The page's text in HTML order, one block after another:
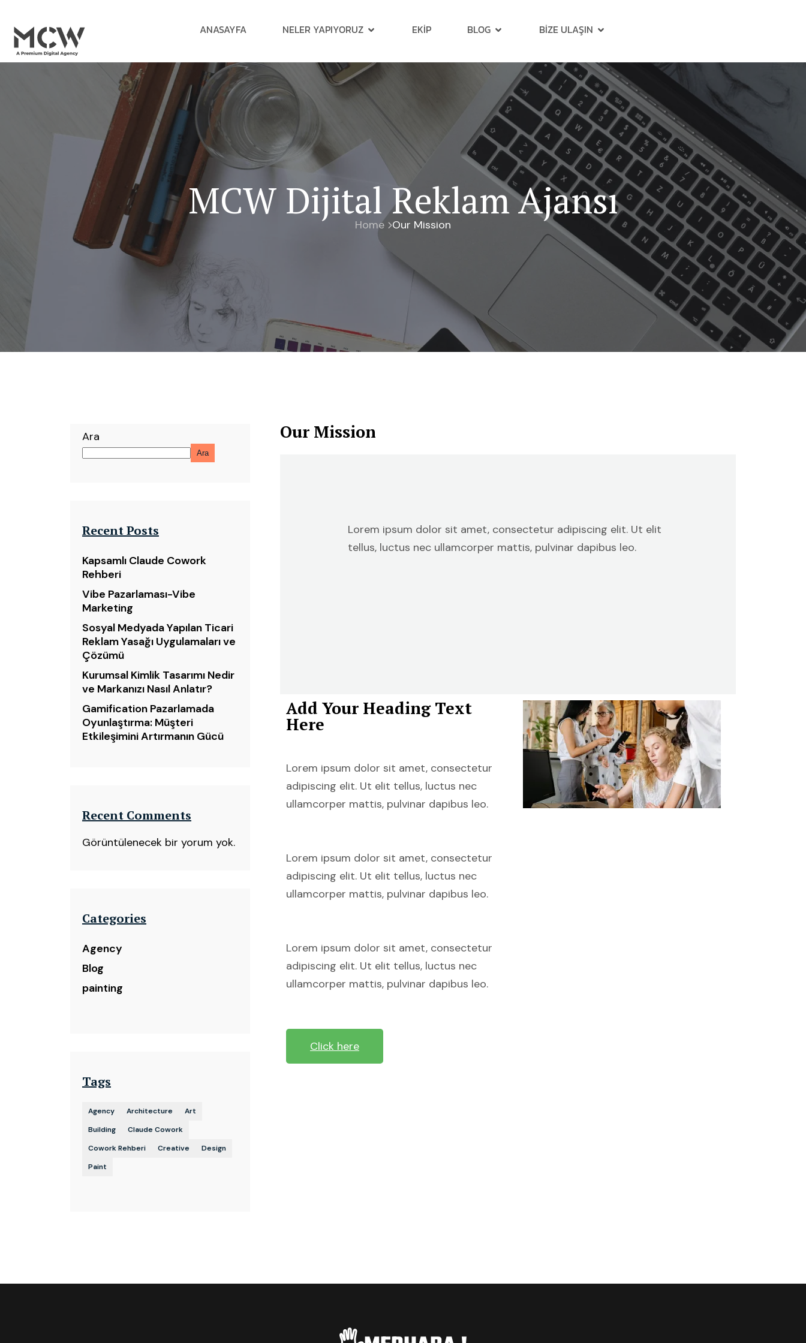
ANASAYFA NELER YAPIYORUZ EKIP BLOG BIZE ULAŞIN
MCW Dijital Reklam Ajansı
Home Our Mission
Ara
Ara
Recent Posts
Kapsamlı Claude Cowork
Rehberi
Vibe Pazarlaması-Vibe
Marketing
Sosyal Medyada Yapılan Ticari
Reklam Yasağı Uygulamaları ve
Çözümü
Kurumsal Kimlik Tasarımı Nedir
ve Markanızı Nasıl Anlatır?
Gamification Pazarlamada
Oyunlaştırma: Müşteri
Etkileşimini Artırmanın Gücü
Recent Comments
Görüntülenecek bir yorum yok.
Categories
Agency
Blog
painting
Tags
Agency Architecture
Art
Building
Claude Cowork
Cowork Rehberi
Creative
Design
Paint
Our Mission
Lorem ipsum dolor sit amet, consectetur adipiscing elit. Ut elit
tellus, luctus nec ullamcorper mattis, pulvinar dapibus leo.
Add Your Heading Text
Here
Lorem ipsum dolor sit amet, consectetur
adipiscing elit. Ut elit tellus, luctus nec
ullamcorper mattis, pulvinar dapibus leo.
Lorem ipsum dolor sit amet, consectetur
adipiscing elit. Ut elit tellus, luctus nec
ullamcorper mattis, pulvinar dapibus leo.
Lorem ipsum dolor sit amet, consectetur
adipiscing elit. Ut elit tellus, luctus nec
ullamcorper mattis, pulvinar dapibus leo.
Click here